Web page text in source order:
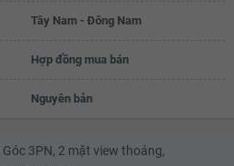
Tây Nam - Đông Nam
Hợp đồng mua bán
Nguyên bản
3PN, 2 mặt view thoáng,